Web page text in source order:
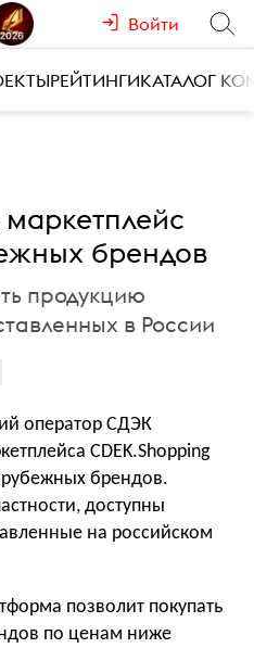
Войти
РЕЙТИНГИКАТАЛОГ
брендов
продукцию
в России
оператор СДЭК
CDEK.Shopping
брендов.
доступны
на российском
позволит покупать
по ценам ниже